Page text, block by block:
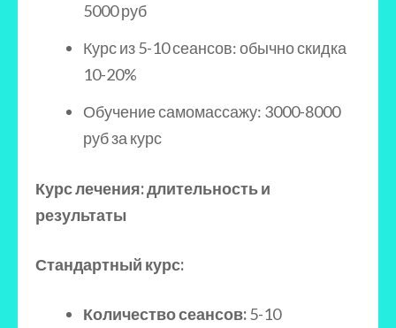
5000 руб
Курс из 5-10 сеансов: обычно скидка
10-20%
Обучение самомассажу: 3000-8000
руб за курс
Курс лечения: длительность и
результаты
Стандартный курс:
Количество сеансов:5-10